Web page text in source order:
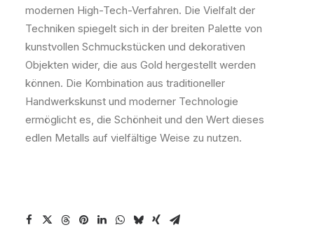
modernen High-Tech-Verfahren. Die Vielfalt der
Techniken spiegelt sich in der breiten Palette von
kunstvollen Schmuckstücken und dekorativen
Objekten wider, die aus Gold hergestellt werden
können. Die Kombination aus traditioneller
Handwerkskunst und moderner Technologie
ermöglicht es, die Schönheit und den Wert dieses
edlen Metalls auf vielfältige Weise zu nutzen.